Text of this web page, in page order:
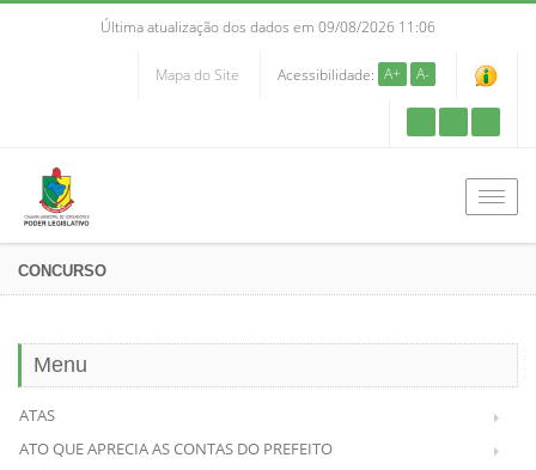
Última atualização dos dados em 09/08/2026 11:06
Mapa do Site Acessibilidade: A+ A-
CONCURSO
Menu
ATAS
ATO QUE APRECIA AS CONTAS DO PREFEITO